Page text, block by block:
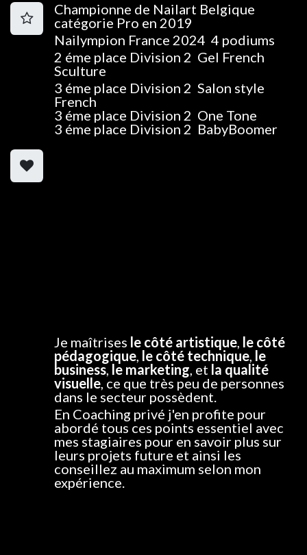
Championne de Nailart Belgique
catégorie Pro en 2019
Nailympion France 2024 4 podiums
2 éme place Division 2 Gel French
Sculture
3 éme place Division 2 Salon style
French
3 éme place Division 2 One Tone
3 éme place Division 2 BabyBoomer
Je maîtrises le côté artistique, le côté
pédagogique, le côté technique, le
business, le marketing, et la qualité
visuelle, ce que très peu de personnes
dans le secteur possèdent.
En Coaching privé j'en profite pour
abordé tous ces points essentiel avec
mes stagiaires pour en savoir plus sur
leurs projets future et ainsi les
conseillez au maximum selon mon
expérience.